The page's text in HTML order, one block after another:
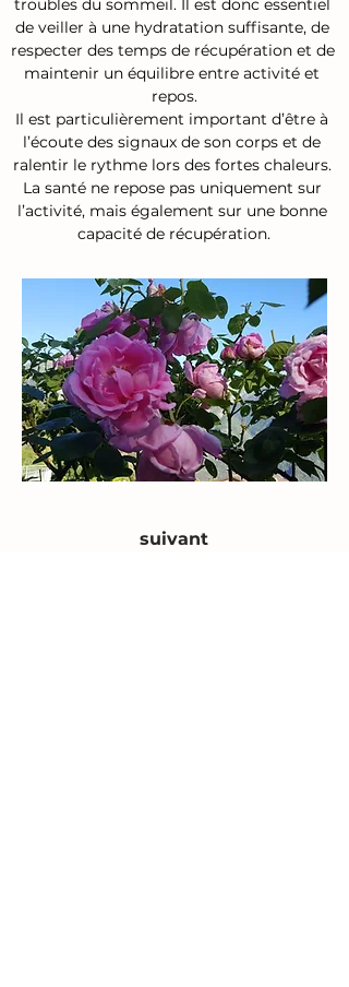
troubles du sommeil. Il est donc essentiel
de veiller à une hydratation suffisante, de
respecter des temps de récupération et de
maintenir un équilibre entre activité et
repos.
Il est particulièrement important d’être à
l’écoute des signaux de son corps et de
ralentir le rythme lors des fortes chaleurs.
La santé ne repose pas uniquement sur
l’activité, mais également sur une bonne
capacité de récupération.
suivant